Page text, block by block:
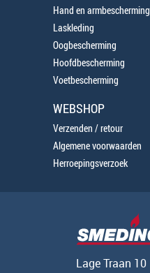
Hand en armbescherming
Laskleding
Oogbescherming
Hoofdbescherming
Voetbescherming
WEBSHOP
Verzenden / retour
Algemene voorwaarden
Herroepingsverzoek
Lage Traan 10